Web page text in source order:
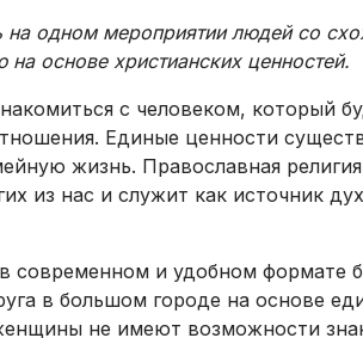
на одном мероприятии людей со
основе христианских ценностей.
с человеком, который
Единые ценности
жизнь. Православная
из нас и служит как источник
современном и удобном формате
в большом городе на основе
не имеют возможности